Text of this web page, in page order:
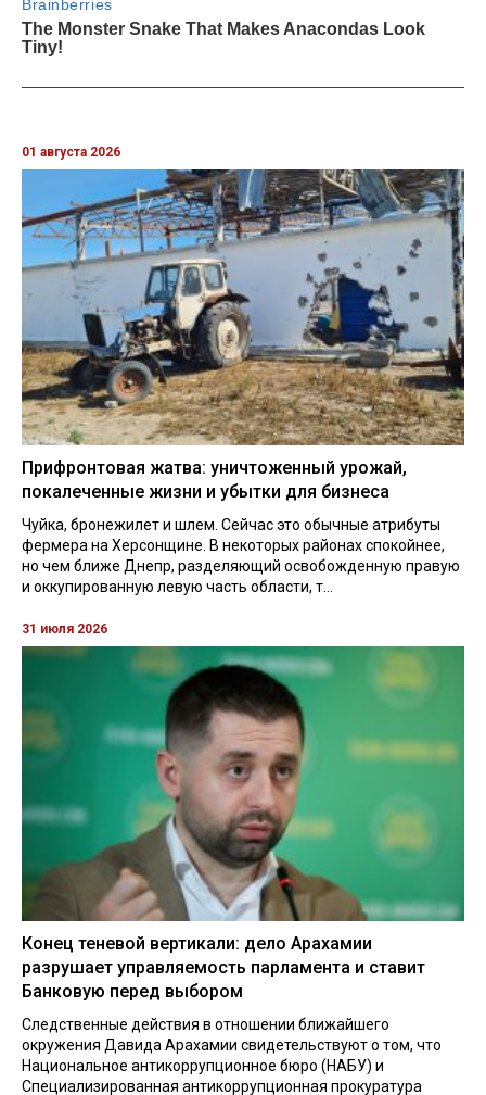
01 августа 2026
Прифронтовая жатва: уничтоженный урожай,
покалеченные жизни и убытки для бизнеса
Чуйка, бронежилет и шлем. Сейчас это обычные атрибуты
фермера на Херсонщине. В некоторых районах спокойнее,
но чем ближе Днепр, разделяющий освобожденную правую
и оккупированную левую часть области, т...
31 июля 2026
Конец теневой вертикали: дело Арахамии
разрушает управляемость парламента и ставит
Банковую перед выбором
Следственные действия в отношении ближайшего
окружения Давида Арахамии свидетельствуют о том, что
Национальное антикоррупционное бюро (НАБУ) и
Специализированная антикоррупционная прокуратура